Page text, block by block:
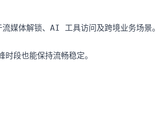
媒体解锁、AI 工具访问及跨境业务场景。
段也能保持流畅稳定。